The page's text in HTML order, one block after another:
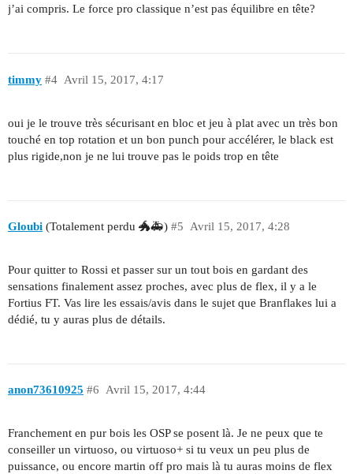
j’ai compris. Le force pro classique n’est pas équilibre en tête?
timmy Avril 15, 2017, 4:17
#4
oui je le trouve très sécurisant en bloc et jeu à plat avec un très bon
touché en top rotation et un bon punch pour accélérer, le black est
plus rigide,non je ne lui trouve pas le poids trop en tête
Gloubi (Totalement perdu 🐲🚑) Avril 15, 2017, 4:28
#5
Pour quitter to Rossi et passer sur un tout bois en gardant des
sensations finalement assez proches, avec plus de flex, il y a le
Fortius FT. Vas lire les essais/avis dans le sujet que Branflakes lui a
dédié, tu y auras plus de détails.
anon73610925 Avril 15, 2017, 4:44
#6
Franchement en pur bois les OSP se posent là. Je ne peux que te
conseiller un virtuoso, ou virtuoso+ si tu veux un peu plus de
puissance, ou encore martin off pro mais là tu auras moins de flex